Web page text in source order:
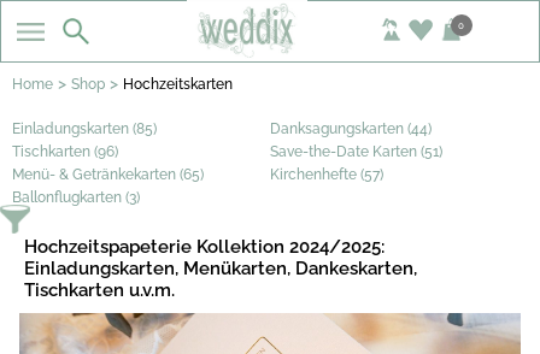
0
Home > Shop > Hochzeitskarten
Einladungskarten (85)
Danksagungskarten (44)
Tischkarten (96)
Save-the-Date Karten (51)
Menü- & Getränkekarten (65)
Kirchenhefte (57)
Ballonflugkarten (3)
Hochzeitspapeterie Kollektion 2024/2025:
Einladungskarten, Menükarten, Dankeskarten,
Tischkarten u.v.m.